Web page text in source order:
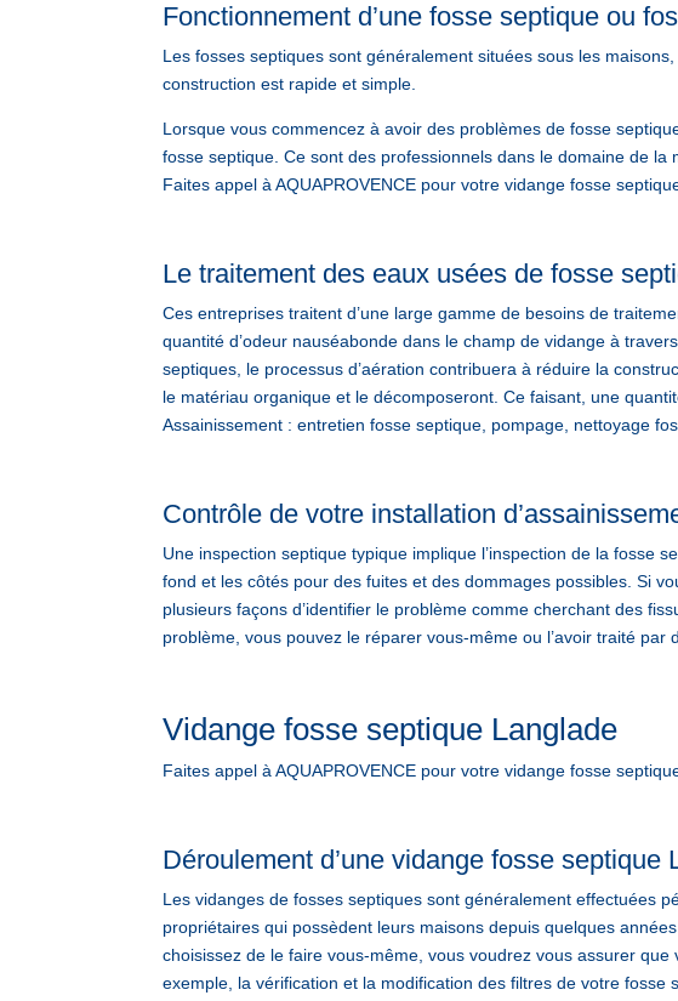
Fonctionnement d’une fosse septique ou
Les fosses septiques sont généralement situées sous les
construction est rapide et simple.
Lorsque vous commencez à avoir des problèmes de fosse
fosse septique. Ce sont des professionnels dans le domaine de
Faites appel à AQUAPROVENCE pour votre vidange fosse
Le traitement des eaux usées de fosse
Ces entreprises traitent d’une large gamme de besoins de
quantité d’odeur nauséabonde dans le champ de vidange à
septiques, le processus d’aération contribuera à réduire la
le matériau organique et le décomposeront. Ce faisant, une
Assainissement : entretien fosse septique, pompage, nettoyage
Contrôle de votre installation
Une inspection septique typique implique l’inspection de la fosse
fond et les côtés pour des fuites et des dommages possibles. Si
plusieurs façons d’identifier le problème comme cherchant des
problème, vous pouvez le réparer vous-même ou l’avoir traité par
Vidange fosse septique Langlade
Faites appel à AQUAPROVENCE pour votre vidange fosse
Déroulement d’une vidange fosse septique
Les vidanges de fosses septiques sont généralement effectuées
propriétaires qui possèdent leurs maisons depuis quelques
choisissez de le faire vous-même, vous voudrez vous assurer
exemple, la vérification et la modification des filtres de votre